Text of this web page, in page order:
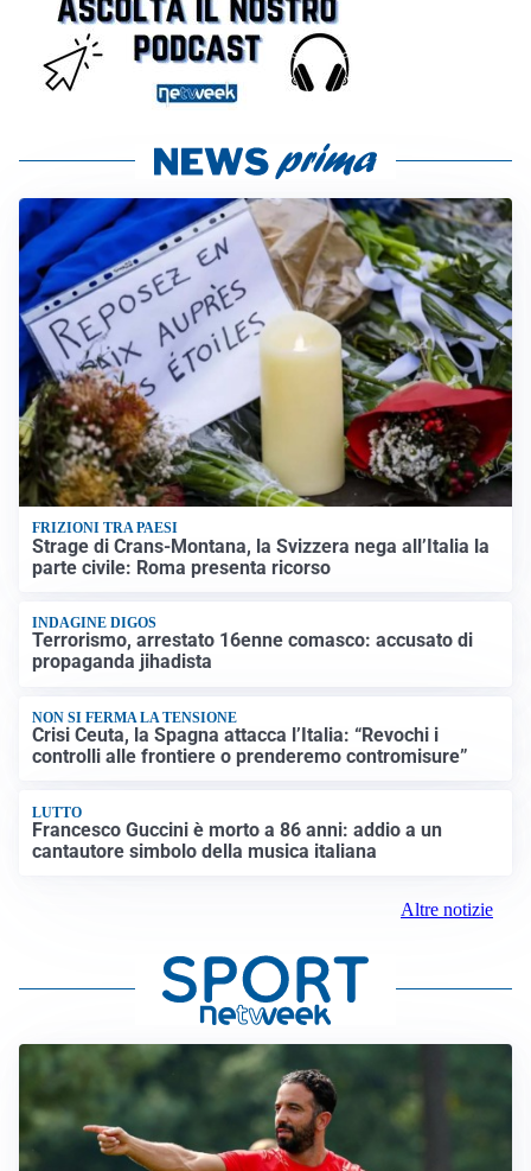
FRIZIONI TRA PAESI
Strage di Crans-Montana, la Svizzera nega all’Italia la
parte civile: Roma presenta ricorso
INDAGINE DIGOS
Terrorismo, arrestato 16enne comasco: accusato di
propaganda jihadista
NON SI FERMA LA TENSIONE
Crisi Ceuta, la Spagna attacca l’Italia: “Revochi i
controlli alle frontiere o prenderemo contromisure”
LUTTO
Francesco Guccini è morto a 86 anni: addio a un
cantautore simbolo della musica italiana
Altre notizie